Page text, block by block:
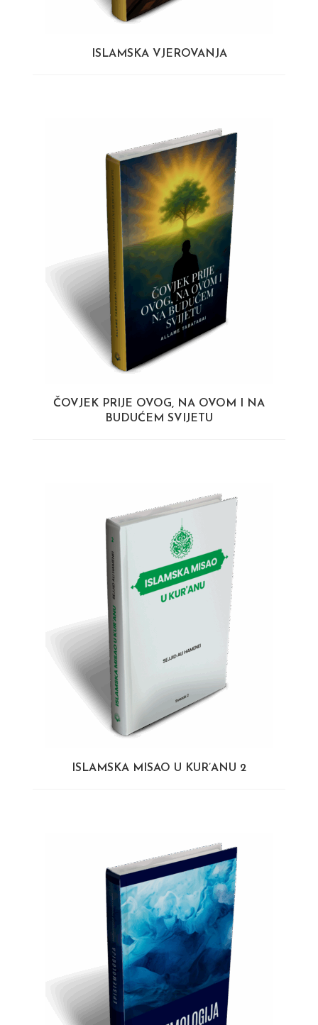
ISLAMSKA VJEROVANJA
ČOVJEK PRIJE OVOG, NA OVOM I NA
BUDUĆEM SVIJETU
ISLAMSKA MISAO U KUR’ANU 2